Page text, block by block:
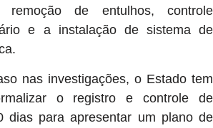
remoção de entulhos, controle
e a instalação de sistema de
nas investigações, o Estado tem
o registro e controle de
dias para apresentar um plano de